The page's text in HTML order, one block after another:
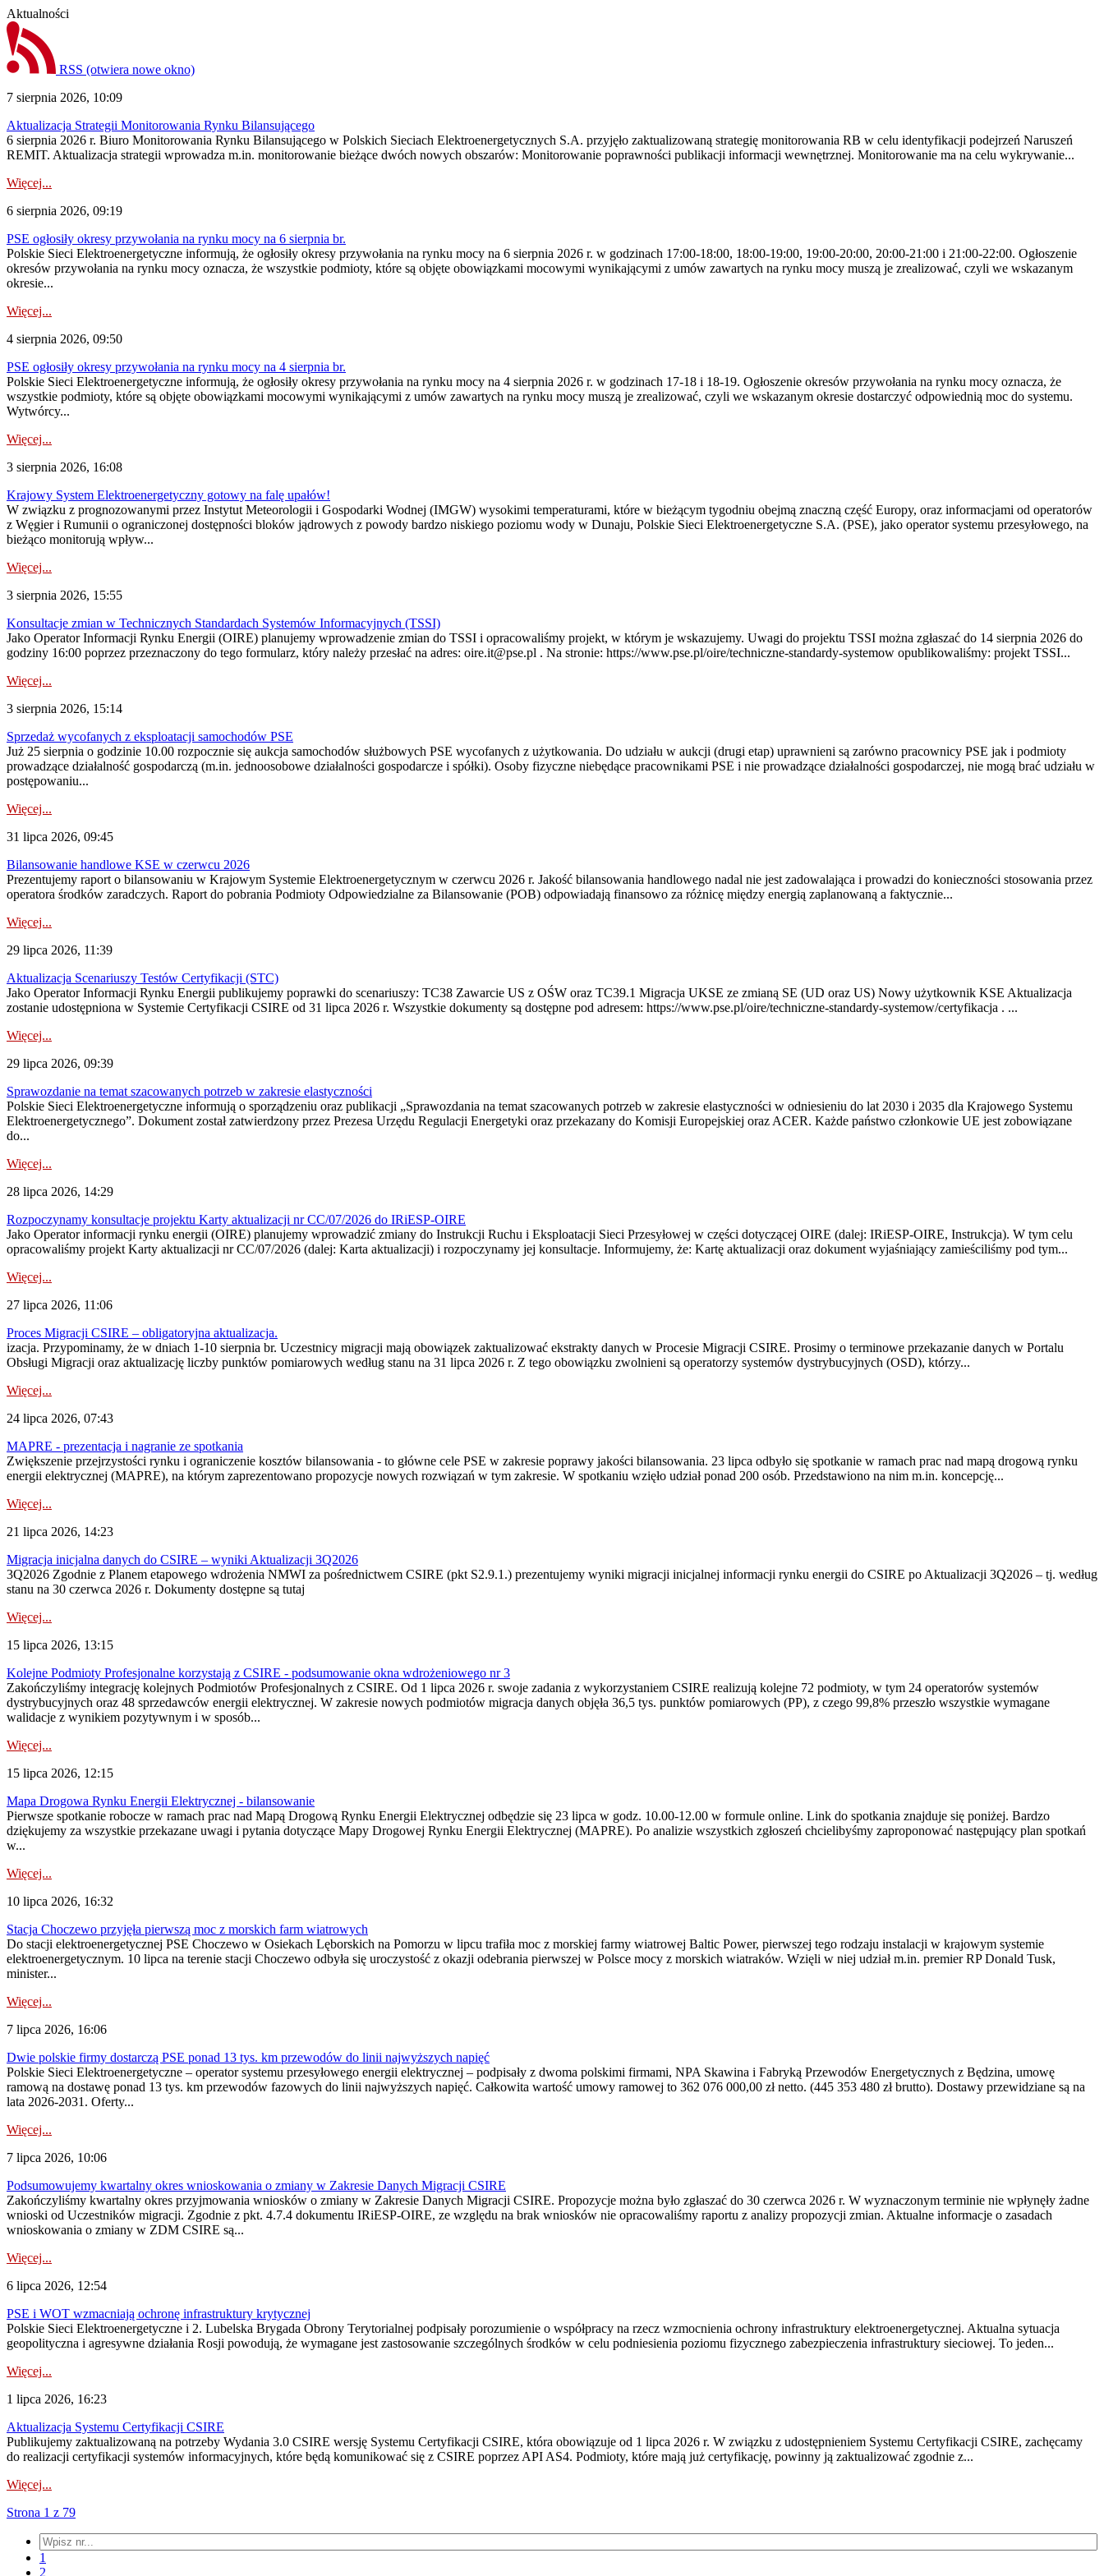
Aktualności
RSS (otwiera nowe okno)
7 sierpnia 2026, 10:09
Aktualizacja Strategii Monitorowania Rynku Bilansującego
6 sierpnia 2026 r. Biuro Monitorowania Rynku Bilansującego w Polskich Sieciach Elektroenergetycznych S.A. przyjęło zaktualizowaną strategię monitorowania RB w celu identyfikacji podejrzeń Naruszeń
REMIT. Aktualizacja strategii wprowadza m.in. monitorowanie bieżące dwóch nowych obszarów: Monitorowanie poprawności publikacji informacji wewnętrznej. Monitorowanie ma na celu wykrywanie...
Więcej...
6 sierpnia 2026, 09:19
PSE ogłosiły okresy przywołania na rynku mocy na 6 sierpnia br.
Polskie Sieci Elektroenergetyczne informują, że ogłosiły okresy przywołania na rynku mocy na 6 sierpnia 2026 r. w godzinach 17:00-18:00, 18:00-19:00, 19:00-20:00, 20:00-21:00 i 21:00-22:00. Ogłoszenie
okresów przywołania na rynku mocy oznacza, że wszystkie podmioty, które są objęte obowiązkami mocowymi wynikającymi z umów zawartych na rynku mocy muszą je zrealizować, czyli we wskazanym
okresie...
Więcej...
4 sierpnia 2026, 09:50
PSE ogłosiły okresy przywołania na rynku mocy na 4 sierpnia br.
Polskie Sieci Elektroenergetyczne informują, że ogłosiły okresy przywołania na rynku mocy na 4 sierpnia 2026 r. w godzinach 17-18 i 18-19. Ogłoszenie okresów przywołania na rynku mocy oznacza, że
wszystkie podmioty, które są objęte obowiązkami mocowymi wynikającymi z umów zawartych na rynku mocy muszą je zrealizować, czyli we wskazanym okresie dostarczyć odpowiednią moc do systemu.
Wytwórcy...
Więcej...
3 sierpnia 2026, 16:08
Krajowy System Elektroenergetyczny gotowy na falę upałów!
W związku z prognozowanymi przez Instytut Meteorologii i Gospodarki Wodnej (IMGW) wysokimi temperaturami, które w bieżącym tygodniu obejmą znaczną część Europy, oraz informacjami od operatorów
z Węgier i Rumunii o ograniczonej dostępności bloków jądrowych z powody bardzo niskiego poziomu wody w Dunaju, Polskie Sieci Elektroenergetyczne S.A. (PSE), jako operator systemu przesyłowego, na
bieżąco monitorują wpływ...
Więcej...
3 sierpnia 2026, 15:55
Konsultacje zmian w Technicznych Standardach Systemów Informacyjnych (TSSI)
Jako Operator Informacji Rynku Energii (OIRE) planujemy wprowadzenie zmian do TSSI i opracowaliśmy projekt, w którym je wskazujemy. Uwagi do projektu TSSI można zgłaszać do 14 sierpnia 2026 do
godziny 16:00 poprzez przeznaczony do tego formularz, który należy przesłać na adres: oire.it@pse.pl . Na stronie: https://www.pse.pl/oire/techniczne-standardy-systemow opublikowaliśmy: projekt TSSI...
Więcej...
3 sierpnia 2026, 15:14
Sprzedaż wycofanych z eksploatacji samochodów PSE
Już 25 sierpnia o godzinie 10.00 rozpocznie się aukcja samochodów służbowych PSE wycofanych z użytkowania. Do udziału w aukcji (drugi etap) uprawnieni są zarówno pracownicy PSE jak i podmioty
prowadzące działalność gospodarczą (m.in. jednoosobowe działalności gospodarcze i spółki). Osoby fizyczne niebędące pracownikami PSE i nie prowadzące działalności gospodarczej, nie mogą brać udziału w
postępowaniu...
Więcej...
31 lipca 2026, 09:45
Bilansowanie handlowe KSE w czerwcu 2026
Prezentujemy raport o bilansowaniu w Krajowym Systemie Elektroenergetycznym w czerwcu 2026 r. Jakość bilansowania handlowego nadal nie jest zadowalająca i prowadzi do konieczności stosowania przez
operatora środków zaradczych. Raport do pobrania Podmioty Odpowiedzialne za Bilansowanie (POB) odpowiadają finansowo za różnicę między energią zaplanowaną a faktycznie...
Więcej...
29 lipca 2026, 11:39
Aktualizacja Scenariuszy Testów Certyfikacji (STC)
Jako Operator Informacji Rynku Energii publikujemy poprawki do scenariuszy: TC38 Zawarcie US z OŚW oraz TC39.1 Migracja UKSE ze zmianą SE (UD oraz US) Nowy użytkownik KSE Aktualizacja
zostanie udostępniona w Systemie Certyfikacji CSIRE od 31 lipca 2026 r. Wszystkie dokumenty są dostępne pod adresem: https://www.pse.pl/oire/techniczne-standardy-systemow/certyfikacja . ...
Więcej...
29 lipca 2026, 09:39
Sprawozdanie na temat szacowanych potrzeb w zakresie elastyczności
Polskie Sieci Elektroenergetyczne informują o sporządzeniu oraz publikacji „Sprawozdania na temat szacowanych potrzeb w zakresie elastyczności w odniesieniu do lat 2030 i 2035 dla Krajowego Systemu
Elektroenergetycznego”. Dokument został zatwierdzony przez Prezesa Urzędu Regulacji Energetyki oraz przekazany do Komisji Europejskiej oraz ACER. Każde państwo członkowie UE jest zobowiązane
do...
Więcej...
28 lipca 2026, 14:29
Rozpoczynamy konsultacje projektu Karty aktualizacji nr CC/07/2026 do IRiESP-OIRE
Jako Operator informacji rynku energii (OIRE) planujemy wprowadzić zmiany do Instrukcji Ruchu i Eksploatacji Sieci Przesyłowej w części dotyczącej OIRE (dalej: IRiESP-OIRE, Instrukcja). W tym celu
opracowaliśmy projekt Karty aktualizacji nr CC/07/2026 (dalej: Karta aktualizacji) i rozpoczynamy jej konsultacje. Informujemy, że: Kartę aktualizacji oraz dokument wyjaśniający zamieściliśmy pod tym...
Więcej...
27 lipca 2026, 11:06
Proces Migracji CSIRE – obligatoryjna aktualizacja.
izacja. Przypominamy, że w dniach 1-10 sierpnia br. Uczestnicy migracji mają obowiązek zaktualizować ekstrakty danych w Procesie Migracji CSIRE. Prosimy o terminowe przekazanie danych w Portalu
Obsługi Migracji oraz aktualizację liczby punktów pomiarowych według stanu na 31 lipca 2026 r. Z tego obowiązku zwolnieni są operatorzy systemów dystrybucyjnych (OSD), którzy...
Więcej...
24 lipca 2026, 07:43
MAPRE - prezentacja i nagranie ze spotkania
Zwiększenie przejrzystości rynku i ograniczenie kosztów bilansowania - to główne cele PSE w zakresie poprawy jakości bilansowania. 23 lipca odbyło się spotkanie w ramach prac nad mapą drogową rynku
energii elektrycznej (MAPRE), na którym zaprezentowano propozycje nowych rozwiązań w tym zakresie. W spotkaniu wzięło udział ponad 200 osób. Przedstawiono na nim m.in. koncepcję...
Więcej...
21 lipca 2026, 14:23
Migracja inicjalna danych do CSIRE – wyniki Aktualizacji 3Q2026
3Q2026 Zgodnie z Planem etapowego wdrożenia NMWI za pośrednictwem CSIRE (pkt S2.9.1.) prezentujemy wyniki migracji inicjalnej informacji rynku energii do CSIRE po Aktualizacji 3Q2026 – tj. według
stanu na 30 czerwca 2026 r. Dokumenty dostępne są tutaj
Więcej...
15 lipca 2026, 13:15
Kolejne Podmioty Profesjonalne korzystają z CSIRE - podsumowanie okna wdrożeniowego nr 3
Zakończyliśmy integrację kolejnych Podmiotów Profesjonalnych z CSIRE. Od 1 lipca 2026 r. swoje zadania z wykorzystaniem CSIRE realizują kolejne 72 podmioty, w tym 24 operatorów systemów
dystrybucyjnych oraz 48 sprzedawców energii elektrycznej. W zakresie nowych podmiotów migracja danych objęła 36,5 tys. punktów pomiarowych (PP), z czego 99,8% przeszło wszystkie wymagane
walidacje z wynikiem pozytywnym i w sposób...
Więcej...
15 lipca 2026, 12:15
Mapa Drogowa Rynku Energii Elektrycznej - bilansowanie
Pierwsze spotkanie robocze w ramach prac nad Mapą Drogową Rynku Energii Elektrycznej odbędzie się 23 lipca w godz. 10.00-12.00 w formule online. Link do spotkania znajduje się poniżej. Bardzo
dziękujemy za wszystkie przekazane uwagi i pytania dotyczące Mapy Drogowej Rynku Energii Elektrycznej (MAPRE). Po analizie wszystkich zgłoszeń chcielibyśmy zaproponować następujący plan spotkań
w...
Więcej...
10 lipca 2026, 16:32
Stacja Choczewo przyjęła pierwszą moc z morskich farm wiatrowych
Do stacji elektroenergetycznej PSE Choczewo w Osiekach Lęborskich na Pomorzu w lipcu trafiła moc z morskiej farmy wiatrowej Baltic Power, pierwszej tego rodzaju instalacji w krajowym systemie
elektroenergetycznym. 10 lipca na terenie stacji Choczewo odbyła się uroczystość z okazji odebrania pierwszej w Polsce mocy z morskich wiatraków. Wzięli w niej udział m.in. premier RP Donald Tusk,
minister...
Więcej...
7 lipca 2026, 16:06
Dwie polskie firmy dostarczą PSE ponad 13 tys. km przewodów do linii najwyższych napięć
Polskie Sieci Elektroenergetyczne – operator systemu przesyłowego energii elektrycznej – podpisały z dwoma polskimi firmami, NPA Skawina i Fabryką Przewodów Energetycznych z Będzina, umowę
ramową na dostawę ponad 13 tys. km przewodów fazowych do linii najwyższych napięć. Całkowita wartość umowy ramowej to 362 076 000,00 zł netto. (445 353 480 zł brutto). Dostawy przewidziane są na
lata 2026-2031. Oferty...
Więcej...
7 lipca 2026, 10:06
Podsumowujemy kwartalny okres wnioskowania o zmiany w Zakresie Danych Migracji CSIRE
Zakończyliśmy kwartalny okres przyjmowania wniosków o zmiany w Zakresie Danych Migracji CSIRE. Propozycje można było zgłaszać do 30 czerwca 2026 r. W wyznaczonym terminie nie wpłynęły żadne
wnioski od Uczestników migracji. Zgodnie z pkt. 4.7.4 dokumentu IRiESP-OIRE, ze względu na brak wniosków nie opracowaliśmy raportu z analizy propozycji zmian. Aktualne informacje o zasadach
wnioskowania o zmiany w ZDM CSIRE są...
Więcej...
6 lipca 2026, 12:54
PSE i WOT wzmacniają ochronę infrastruktury krytycznej
Polskie Sieci Elektroenergetyczne i 2. Lubelska Brygada Obrony Terytorialnej podpisały porozumienie o współpracy na rzecz wzmocnienia ochrony infrastruktury elektroenergetycznej. Aktualna sytuacja
geopolityczna i agresywne działania Rosji powodują, że wymagane jest zastosowanie szczególnych środków w celu podniesienia poziomu fizycznego zabezpieczenia infrastruktury sieciowej. To jeden...
Więcej...
1 lipca 2026, 16:23
Aktualizacja Systemu Certyfikacji CSIRE
Publikujemy zaktualizowaną na potrzeby Wydania 3.0 CSIRE wersję Systemu Certyfikacji CSIRE, która obowiązuje od 1 lipca 2026 r. W związku z udostępnieniem Systemu Certyfikacji CSIRE, zachęcamy
do realizacji certyfikacji systemów informacyjnych, które będą komunikować się z CSIRE poprzez API AS4. Podmioty, które mają już certyfikację, powinny ją zaktualizować zgodnie z...
Więcej...
Strona 1 z 79
1
2